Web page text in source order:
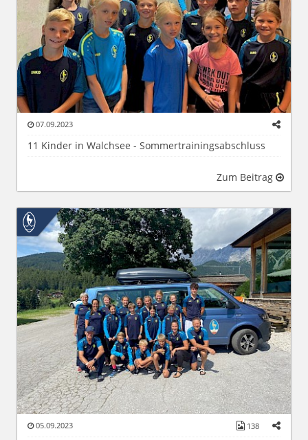
07.09.2023
11 Kinder in Walchsee - Sommertrainingsabschluss
Zum Beitrag
05.09.2023 138